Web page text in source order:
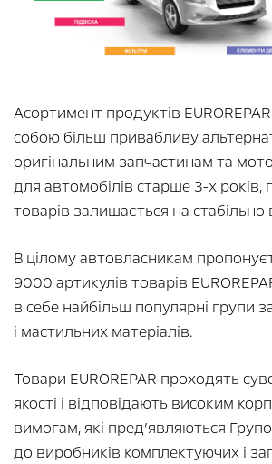
Асортимент продуктів
собою більш привабливу
оригінальним запчастинам та
для автомобілів старше 3-х років,
товарів залишається на стабільно
В цілому автовласникам
9000 артикулів товарів
в себе найбільш популярні групи
і мастильних матеріалів.
Товари EUROREPAR проходять
якості і відповідають високим
вимогам, які пред’являються
до виробників комплектуючих і